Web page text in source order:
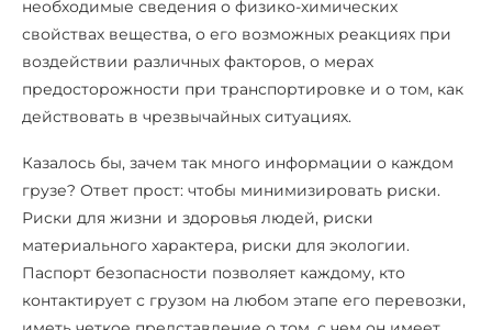
необходимые сведения о физико-химических
свойствах вещества, о его возможных реакциях при
воздействии различных факторов, о мерах
предосторожности при транспортировке и о том, как
действовать в чрезвычайных ситуациях.
Казалось бы, зачем так много информации о каждом
грузе? Ответ прост: чтобы минимизировать риски.
Риски для жизни и здоровья людей, риски
материального характера, риски для экологии.
Паспорт безопасности позволяет каждому, кто
контактирует с грузом на любом этапе его перевозки,